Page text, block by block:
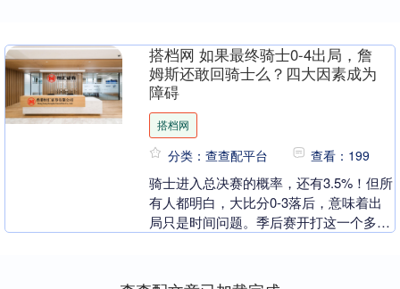
搭档网 如果最终骑士0-4出局，詹
姆斯还敢回骑士么？四大因素成为
障碍
搭档网
分类：查查配平台 查看：199
骑士进入总决赛的概率，还有3.5%！但所
有人都明白，大比分0-3落后，意味着出
局只是时间问题。季后赛开打这一个多